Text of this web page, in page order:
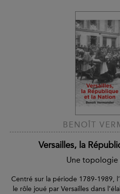
BENOÎT
Versailles, la
Une
Centré sur la période 1789-1989,
le rôle joué par Versailles dans